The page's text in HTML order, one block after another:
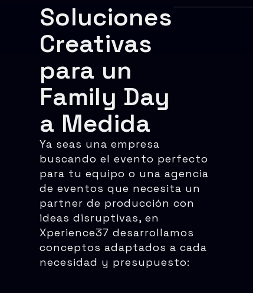
Soluciones
Creativas
para un
Family Day
a Medida
Ya seas una empresa
buscando el evento perfecto
para tu equipo o una agencia
de eventos que necesita un
partner de producción con
ideas disruptivas, en
Xperience37 desarrollamos
conceptos adaptados a cada
necesidad y presupuesto: